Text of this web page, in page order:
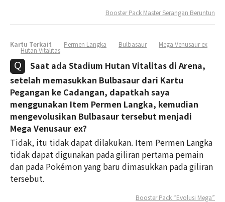
Booster Pack Master Serangan Beruntun
Kartu Terkait Permen Langka Bulbasaur Mega Venusaur ex
Hutan Vitalitas
Saat ada Stadium Hutan Vitalitas di Arena,
setelah memasukkan Bulbasaur dari Kartu
Pegangan ke Cadangan, dapatkah saya
menggunakan Item Permen Langka, kemudian
mengevolusikan Bulbasaur tersebut menjadi
Mega Venusaur ex?
Tidak, itu tidak dapat dilakukan. Item Permen Langka
tidak dapat digunakan pada giliran pertama pemain
dan pada Pokémon yang baru dimasukkan pada giliran
tersebut.
Booster Pack “Evolusi Mega”